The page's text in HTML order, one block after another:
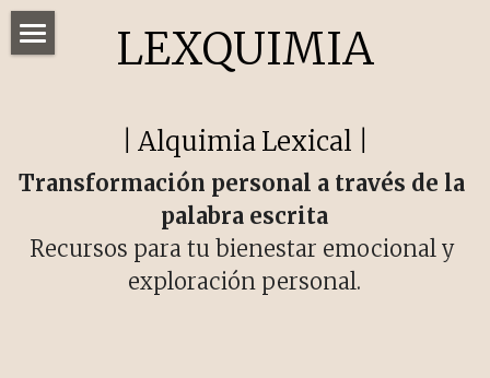
LEXQUIMIA
AlquimiaLexical
Transformación personal a través de la
palabra escrita
Recursos para tu bienestar emocional y
exploración personal.
Recursos
Talleres
Reto de escritura